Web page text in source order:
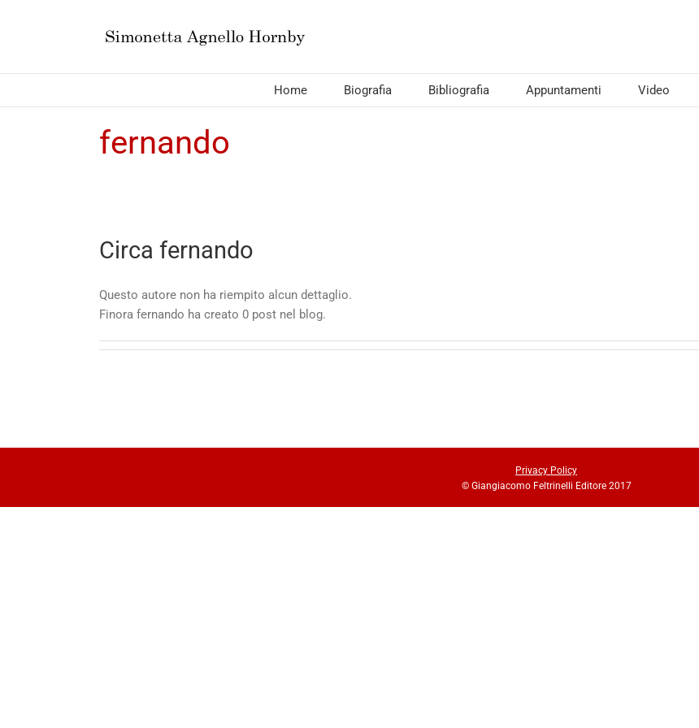
Home Biografia Bibliografia Appuntamenti Video
fernando
Circa fernando
Questo autore non ha riempito alcun dettaglio.
Finora fernando ha creato 0 post nel blog.
Privacy Policy
© Giangiacomo Feltrinelli Editore 2017